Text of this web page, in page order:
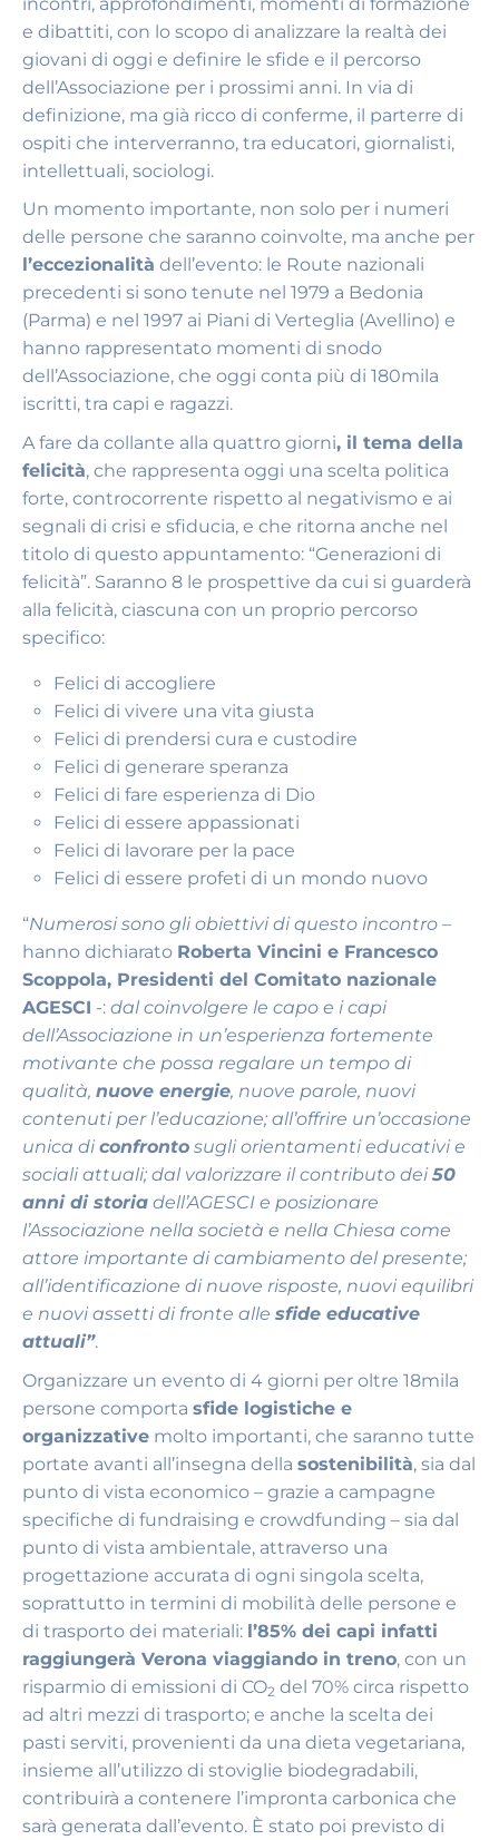
e dibattiti, con lo scopo di analizzare la realtà dei
giovani di oggi e definire le sfide e il percorso
dell’Associazione per i prossimi anni. In via di
definizione, ma già ricco di conferme, il parterre di
ospiti che interverranno, tra educatori, giornalisti,
intellettuali, sociologi.
Un momento importante, non solo per i numeri
delle persone che saranno coinvolte, ma anche per
l’eccezionalità dell’evento: le Route nazionali
precedenti si sono tenute nel 1979 a Bedonia
(Parma) e nel 1997 ai Piani di Verteglia (Avellino) e
hanno rappresentato momenti di snodo
dell’Associazione, che oggi conta più di 180mila
iscritti, tra capi e ragazzi.
A fare da collante alla quattro giorni, il tema della
felicità, che rappresenta oggi una scelta politica
forte, controcorrente rispetto al negativismo e ai
segnali di crisi e sfiducia, e che ritorna anche nel
titolo di questo appuntamento: “Generazioni di
felicità”. Saranno 8 le prospettive da cui si guarderà
alla felicità, ciascuna con un proprio percorso
specifico:
Felici di accogliere
Felici di vivere una vita giusta
Felici di prendersi cura e custodire
Felici di generare speranza
Felici di fare esperienza di Dio
Felici di essere appassionati
Felici di lavorare per la pace
Felici di essere profeti di un mondo nuovo
“Numerosi sono gli obiettivi di questo incontro –
hanno dichiarato Roberta Vincini e Francesco
Scoppola, Presidenti del Comitato nazionale
AGESCI -: dal coinvolgere le capo e i capi
dell’Associazione in un’esperienza fortemente
motivante che possa regalare un tempo di
qualità, nuove energie, nuove parole, nuovi
contenuti per l’educazione; all’offrire un’occasione
unica diconfronto sugli orientamenti educativi e
sociali attuali; dal valorizzare il contributo dei50
anni di storia dell’AGESCI e posizionare
l’Associazione nella società e nella Chiesa come
attore importante di cambiamento del presente;
all’identificazione di nuove risposte, nuovi equilibri
e nuovi assetti di fronte alle sfide educative
attuali”.
Organizzare un evento di 4 giorni per oltre 18mila
persone comporta sfide logistiche e
organizzative molto importanti, che saranno tutte
portate avanti all’insegna della sostenibilità, sia dal
punto di vista economico – grazie a campagne
specifiche di fundraising e crowdfunding – sia dal
punto di vista ambientale, attraverso una
progettazione accurata di ogni singola scelta,
soprattutto in termini di mobilità delle persone e
di trasporto dei materiali: l’85% dei capi infatti
raggiungerà Verona viaggiando in treno, con un
risparmio di emissioni di CO2 del 70% circa rispetto
ad altri mezzi di trasporto; e anche la scelta dei
pasti serviti, provenienti da una dieta vegetariana,
insieme all’utilizzo di stoviglie biodegradabili,
contribuirà a contenere l’impronta carbonica che
sarà generata dall’evento. È stato poi previsto di